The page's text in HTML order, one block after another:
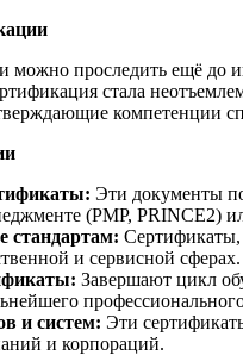
можно проследить ещё до
стала
компетенции
Эти документы
(PMP, PRINCE2)
стандартам:
и сервисной сферах.
Завершают цикл
и систем: Эти
и корпораций.